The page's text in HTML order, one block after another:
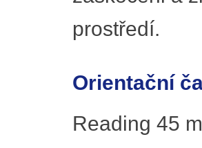
prostředí.
Orientační
Reading 45